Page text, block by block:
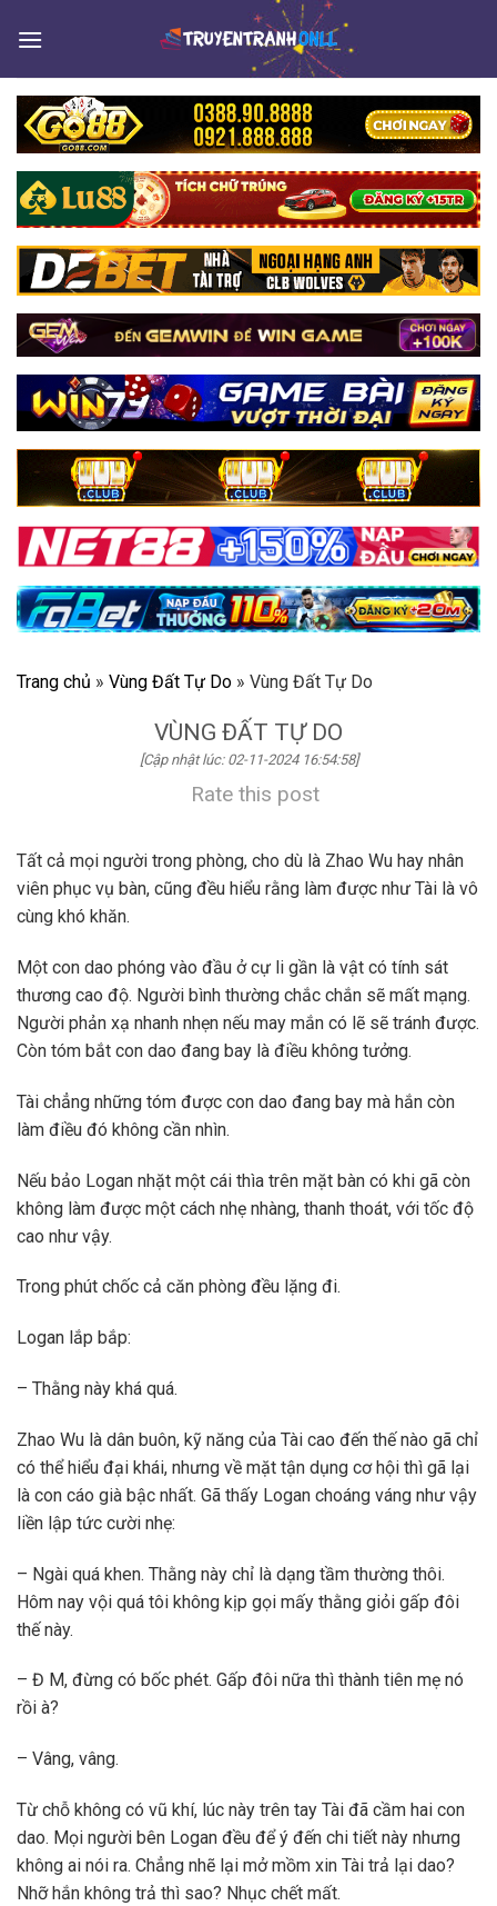
Trang chủ » Vùng Đất Tự Do » Vùng Đất Tự Do
VÙNG ĐẤT TỰ DO
[Cập nhật lúc: 02-11-2024 16:54:58]
Rate this post
Tất cả mọi người trong phòng, cho dù là Zhao Wu hay nhân
viên phục vụ bàn, cũng đều hiểu rằng làm được như Tài là vô
cùng khó khăn.
Một con dao phóng vào đầu ở cự li gần là vật có tính sát
thương cao độ. Người bình thường chắc chắn sẽ mất mạng.
Người phản xạ nhanh nhẹn nếu may mắn có lẽ sẽ tránh được.
Còn tóm bắt con dao đang bay là điều không tưởng.
Tài chẳng những tóm được con dao đang bay mà hắn còn
làm điều đó không cần nhìn.
Nếu bảo Logan nhặt một cái thìa trên mặt bàn có khi gã còn
không làm được một cách nhẹ nhàng, thanh thoát, với tốc độ
cao như vậy.
Trong phút chốc cả căn phòng đều lặng đi.
Logan lắp bắp:
– Thằng này khá quá.
Zhao Wu là dân buôn, kỹ năng của Tài cao đến thế nào gã chỉ
có thể hiểu đại khái, nhưng về mặt tận dụng cơ hội thì gã lại
là con cáo già bậc nhất. Gã thấy Logan choáng váng như vậy
liền lập tức cười nhẹ:
– Ngài quá khen. Thằng này chỉ là dạng tầm thường thôi.
Hôm nay vội quá tôi không kịp gọi mấy thằng giỏi gấp đôi
thế này.
– Đ M, đừng có bốc phét. Gấp đôi nữa thì thành tiên mẹ nó
rồi à?
– Vâng, vâng.
Từ chỗ không có vũ khí, lúc này trên tay Tài đã cầm hai con
dao. Mọi người bên Logan đều để ý đến chi tiết này nhưng
không ai nói ra. Chẳng nhẽ lại mở mồm xin Tài trả lại dao?
Nhỡ hắn không trả thì sao? Nhục chết mất.